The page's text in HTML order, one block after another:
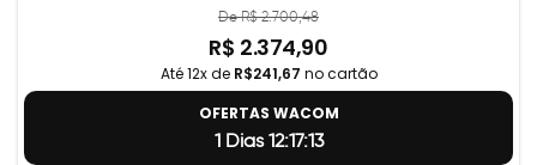
De R$ 2.700,48
R$ 2.374,90
Até 12x de R$241,67 no cartão
OFERTAS WACOM
1 Dias 12:17:12